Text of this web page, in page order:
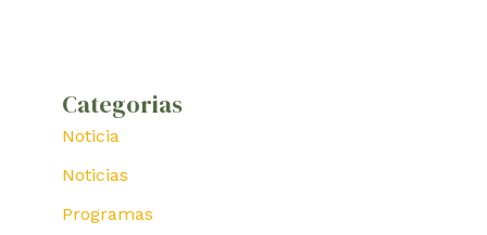
Categorias
Noticia
Noticias
Programas